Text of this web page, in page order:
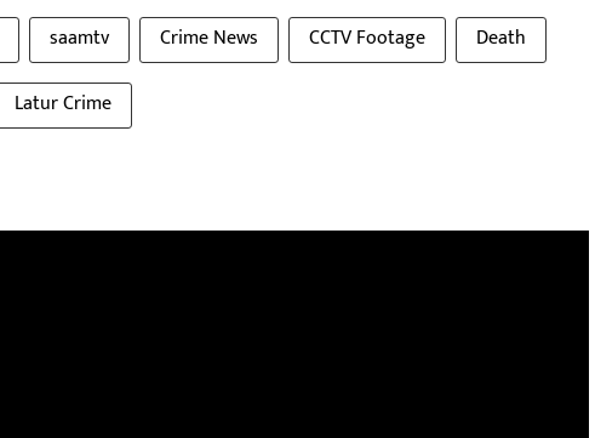
saamtv Crime News CCTV Footage
Death
Latur Crime